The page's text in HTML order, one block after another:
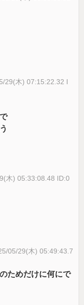
29(木) 07:15:22.32 I
木) 05:33:08.48 ID:0
05/29(木) 05:49:43.7
ためだけに何にで